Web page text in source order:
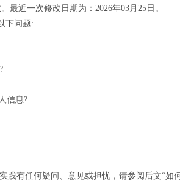
最近一次修改日期为：2026年03月25日。
下问题:
信息?
践有任何疑问、意见或担忧，请参阅后文“如